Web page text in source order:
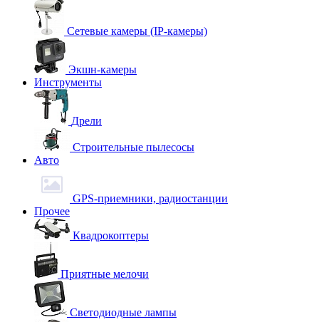
Сетевые камеры (IP-камеры)
Экшн-камеры
Инструменты
Дрели
Строительные пылесосы
Авто
GPS-приемники, радиостанции
Прочее
Квадрокоптеры
Приятные мелочи
Светодиодные лампы